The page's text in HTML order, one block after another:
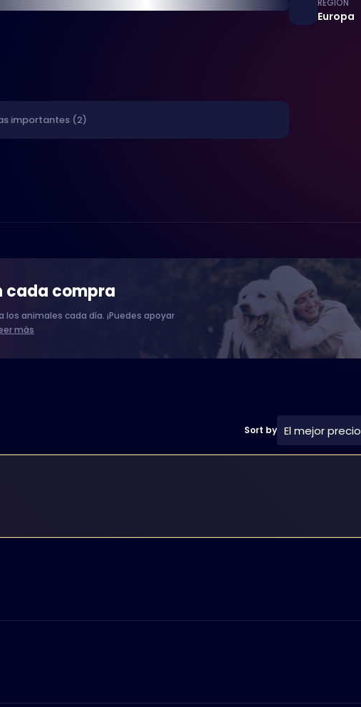
importantes (2)
REGIÓN
Europa
cada compra
animales cada día. ¡Puedes apoyar
más
Sort by El mejor precio